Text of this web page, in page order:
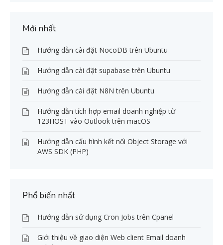
Mới nhất
Hướng dẫn cài đặt NocoDB trên Ubuntu
Hướng dẫn cài đặt supabase trên Ubuntu
Hướng dẫn cài đặt N8N trên Ubuntu
Hướng dẫn tích hợp email doanh nghiệp từ
123HOST vào Outlook trên macOS
Hướng dẫn cấu hình kết nối Object Storage với
AWS SDK (PHP)
Phổ biến nhất
Hướng dẫn sử dụng Cron Jobs trên Cpanel
Giới thiệu về giao diện Web client Email doanh